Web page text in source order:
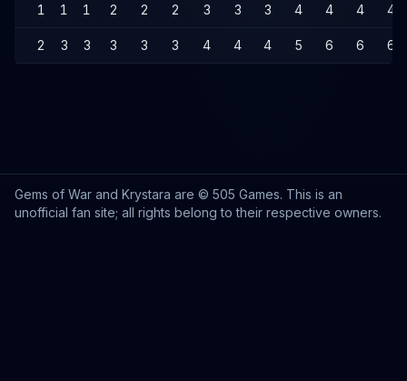
1 1 1 2 2 2 3 3 3 4 4 4 4
2 3 3 3 3 3 4 4 4 5 6 6 6
Gems of War and Krystara are © 505 Games. This is an
unofficial fan site; all rights belong to their respective owners.